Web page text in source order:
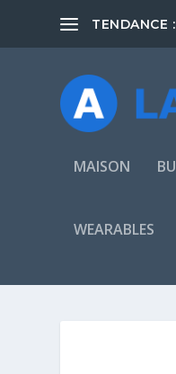
TENDANCE :
MAISON
WEARABLES